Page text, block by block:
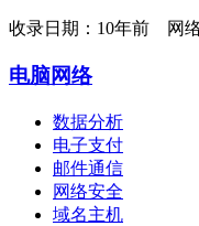
收录日期： 10年前 网
电脑网络
数据分析
电子支付
邮件通信
网络安全
域名主机